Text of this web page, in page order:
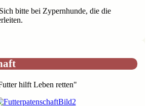
bitte bei Zypernhunde, die die
hilft Leben retten"